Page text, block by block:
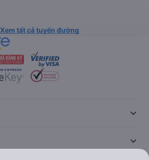
Xem tất cả tuyến đường
keyboard_arrow_down
keyboard_arrow_down